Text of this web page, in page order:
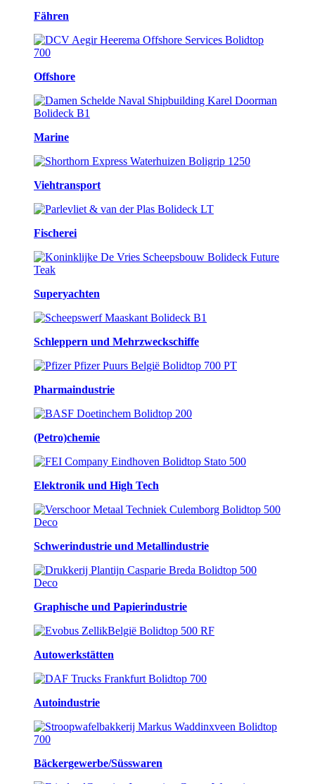
Fähren
Offshore
Marine
Viehtransport
Fischerei
Superyachten
Schleppern und Mehrzweckschiffe
Pharmaindustrie
(Petro)chemie
Elektronik und High Tech
Schwerindustrie und Metallindustrie
Graphische und Papierindustrie
Autowerkstätten
Autoindustrie
Bäckergewerbe/Süsswaren